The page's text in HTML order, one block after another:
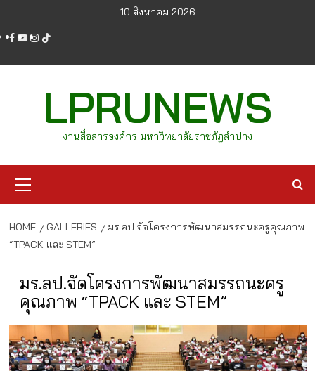
content
10 สิงหาคม 2026
facebook
youtube
instagram
tiktok
LPRUNEWS
งานสื่อสารองค์กร มหาวิทยาลัยราชภัฏลำปาง
Menu
HOME GALLERIES
มร.ลป.จัดโครงการพัฒนาสมรรถนะครูคุณภาพ
“TPACK และ STEM”
มร.ลป.จัดโครงการพัฒนาสมรรถนะครู
คุณภาพ “TPACK และ STEM”